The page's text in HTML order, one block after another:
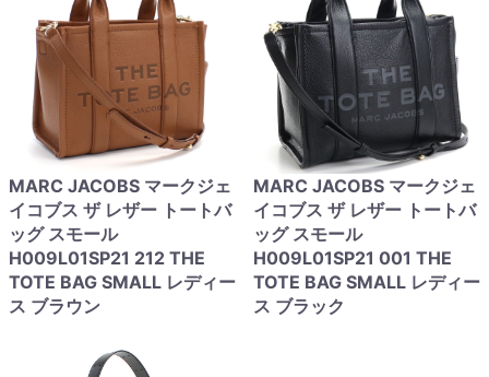
MARC JACOBS マークジェ
イコブス ザ レザー トートバ
ッグ スモール
H009L01SP21 212 THE
TOTE BAG SMALL レディー
ス ブラウン
MARC JACOBS マークジェ
イコブス ザ レザー トートバ
ッグ スモール
H009L01SP21 001 THE
TOTE BAG SMALL レディー
ス ブラック